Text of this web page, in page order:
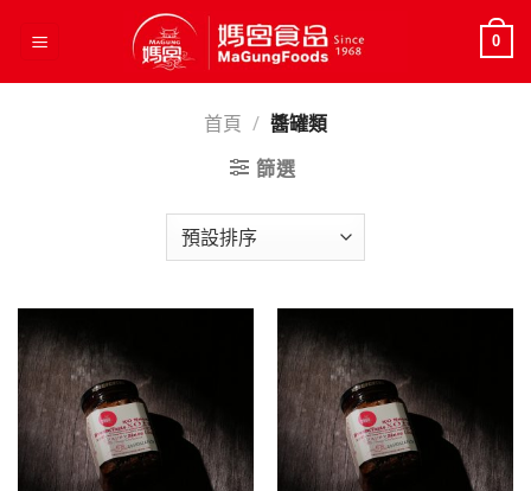
0
首頁 / 醬罐類
篩選